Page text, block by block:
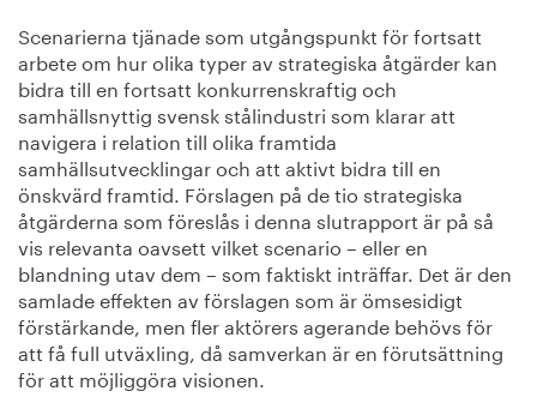
Scenarierna tjänade som utgångspunkt för fortsatt
arbete om hur olika typer av strategiska åtgärder kan
bidra till en fortsatt konkurrenskraftig och
samhällsnyttig svensk stålindustri som klarar att
navigera i relation till olika framtida
samhällsutvecklingar och att aktivt bidra till en
önskvärd framtid. Förslagen på de tio strategiska
åtgärderna som föreslås i denna slutrapport är på så
vis relevanta oavsett vilket scenario – eller en
blandning utav dem – som faktiskt inträffar. Det är den
samlade effekten av förslagen som är ömsesidigt
förstärkande, men fler aktörers agerande behövs för
att få full utväxling, då samverkan är en förutsättning
för att möjliggöra visionen.